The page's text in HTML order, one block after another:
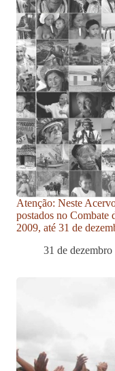
Atenção: Neste
postados no Combate
2009, até 31 de
31 de